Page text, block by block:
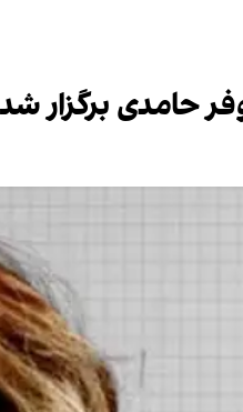
حامدی برگزار